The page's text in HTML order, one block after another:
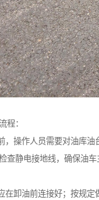
程：
，操作人员需要对油库油
查静电接地线，确保油
在卸油前连接好；按规定